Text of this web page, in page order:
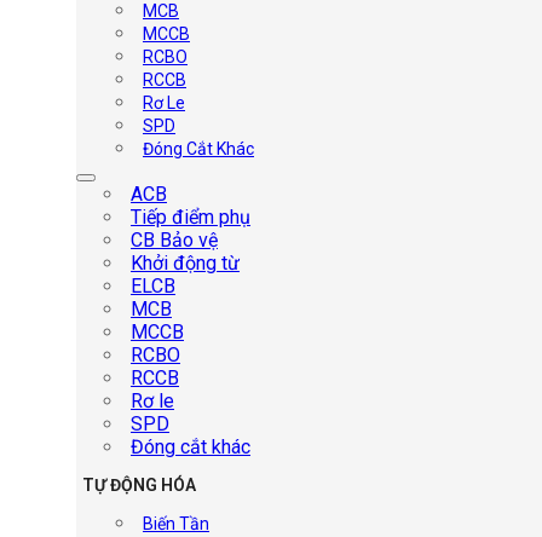
MCB
MCCB
RCBO
RCCB
Rơ Le
SPD
Đóng Cắt Khác
ACB
Tiếp điểm phụ
CB Bảo vệ
Khởi động từ
ELCB
MCB
MCCB
RCBO
RCCB
Rơ le
SPD
Đóng cắt khác
TỰ ĐỘNG HÓA
Biến Tần